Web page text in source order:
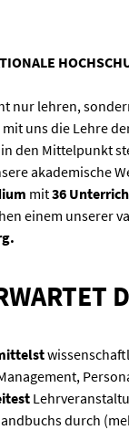
nur lehren,
uns die Lehre
den Mittelpunkt
akademische
mit36
einem unserer
durch